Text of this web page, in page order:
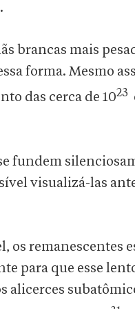
brancas mais
forma. Mesmo
das cerca de 1023
fundem
visualizá-las
remanescentes
para que esse
alicerces